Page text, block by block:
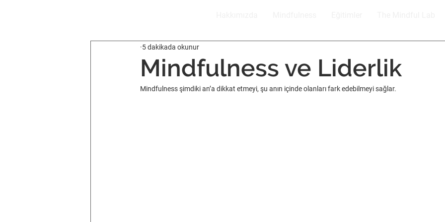
Mindfulness ve Liderlik
5 dakikada okunur
Mindfulness şimdiki an’a dikkat etmeyi, şu anın içinde olanları fark edebilmeyi sağlar.